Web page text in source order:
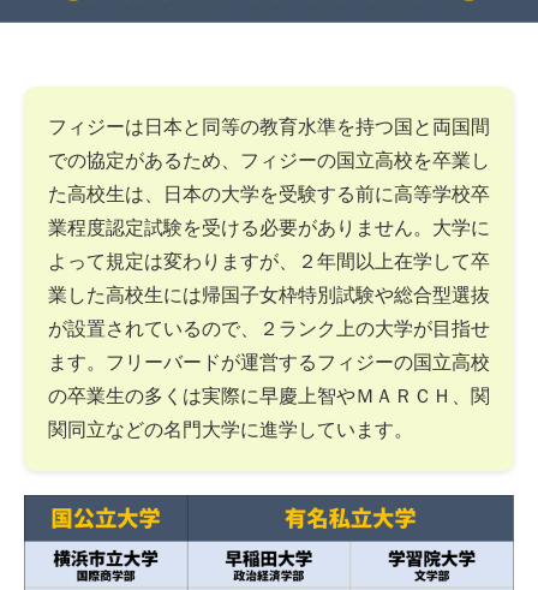
フィジーは日本と同等の教育水準を持つ国と両国間
での協定があるため、フィジーの国立高校を卒業し
た高校生は、日本の大学を受験する前に高等学校卒
業程度認定試験を受ける必要がありません。大学に
よって規定は変わりますが、２年間以上在学して卒
業した高校生には帰国子女枠特別試験や総合型選抜
が設置されているので、２ランク上の大学が目指せ
ます。フリーバードが運営するフィジーの国立高校
の卒業生の多くは実際に早慶上智やＭＡＲＣＨ、関
関同立などの名門大学に進学しています。